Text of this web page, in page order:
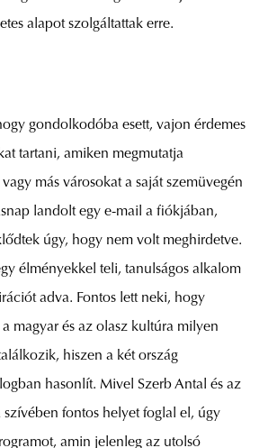
alapot szolgáltattak erre.
gondolkodóba esett, vajon érdemes
tartani, amiken megmutatja
más városokat a saját szemüvegén
landolt egy e-mail a fiókjában,
úgy, hogy nem volt meghirdetve.
élményekkel teli, tanulságos alkalom
adva. Fontos lett neki, hogy
a magyar és az olasz kultúra milyen
hiszen a két ország
hasonlít. Mivel Szerb Antal és az
szívében fontos helyet foglal el, úgy
amin jelenleg az utolsó